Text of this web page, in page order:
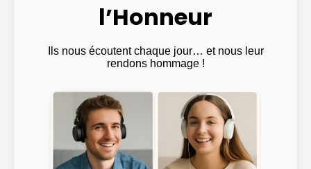
l’Honneur
Ils nous écoutent chaque jour… et nous leur
rendons hommage !